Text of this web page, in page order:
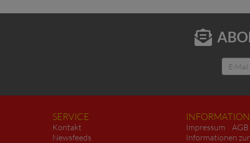
SERVICE
Kontakt
Newsfeeds
Impressum
AGB
Informationen zur